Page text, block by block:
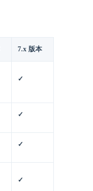
7.x 版本
✓
✓
✓
✓